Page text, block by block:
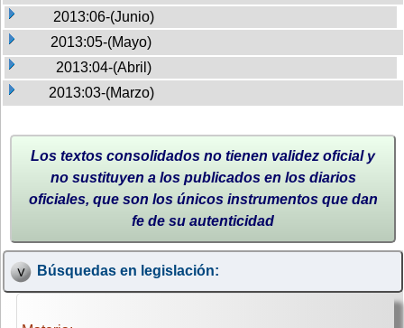
2013:06-(Junio)
2013:05-(Mayo)
2013:04-(Abril)
2013:03-(Marzo)
Los textos consolidados no tienen validez oficial y
no sustituyen a los publicados en los diarios
oficiales, que son los únicos instrumentos que dan
fe de su autenticidad
Búsquedas en legislación: